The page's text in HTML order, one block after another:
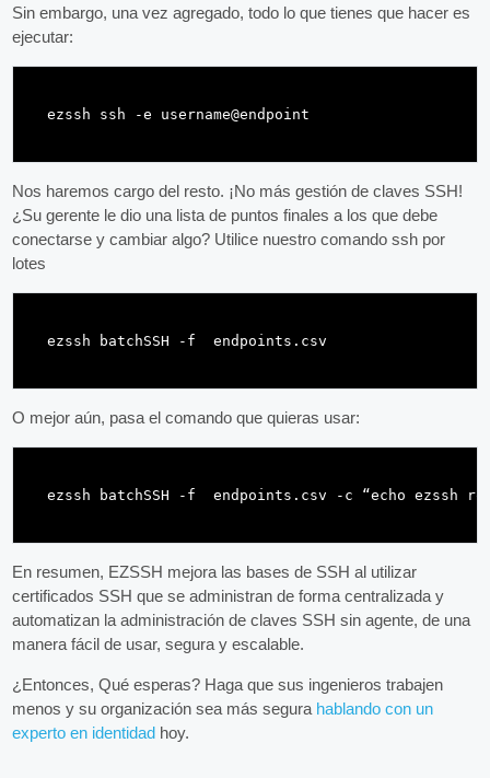
Sin embargo, una vez agregado, todo lo que tienes que hacer es
ejecutar:
Nos haremos cargo del resto. ¡No más gestión de claves SSH!
¿Su gerente le dio una lista de puntos finales a los que debe
conectarse y cambiar algo? Utilice nuestro comando ssh por
lotes
O mejor aún, pasa el comando que quieras usar:
En resumen, EZSSH mejora las bases de SSH al utilizar
certificados SSH que se administran de forma centralizada y
automatizan la administración de claves SSH sin agente, de una
manera fácil de usar, segura y escalable.
¿Entonces, Qué esperas? Haga que sus ingenieros trabajen
menos y su organización sea más segura hablando con un
experto en identidad hoy.